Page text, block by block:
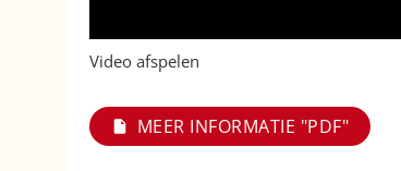
Video afspelen
MEER INFORMATIE "PDF"